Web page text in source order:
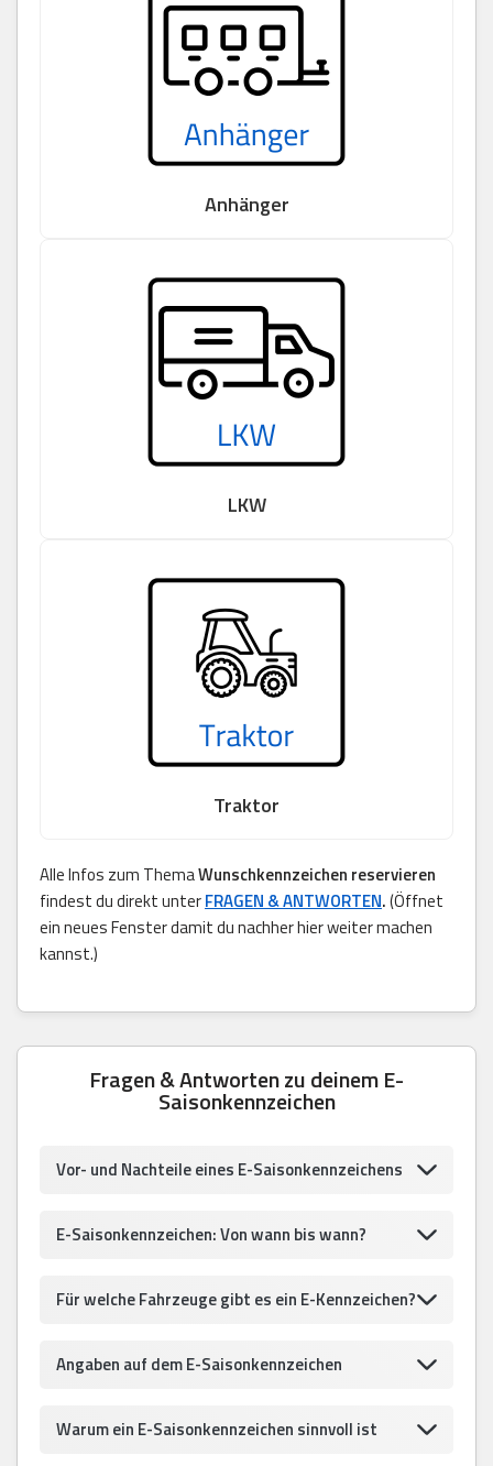
Anhänger
LKW
Traktor
Alle Infos zum ThemaWunschkennzeichen reservieren
findest du direkt unterFRAGEN & ANTWORTEN.(Öffnet
ein neues Fenster damit du nachher hier weiter machen
kannst.)
Fragen & Antworten zu deinem E-
Saisonkennzeichen
Vor- und Nachteile eines E-Saisonkennzeichens
E-Saisonkennzeichen: Von wann bis wann?
Für welche Fahrzeuge gibt es ein E-Kennzeichen?
Angaben auf dem E-Saisonkennzeichen
Warum ein E-Saisonkennzeichen sinnvoll ist